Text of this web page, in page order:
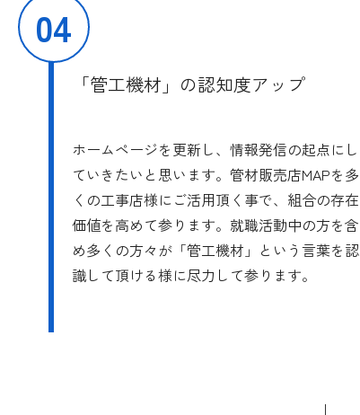
04
「管工機材」の認知度アップ
ホームページを更新し、情報発信の起点にし
ていきたいと思います。管材販売店MAPを多
くの工事店様にご活用頂く事で、組合の存在
価値を高めて参ります。就職活動中の方を含
め多くの方々が「管工機材」という言葉を認
識して頂ける様に尽力して参ります。